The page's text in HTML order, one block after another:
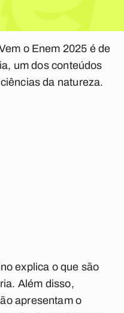
o Enem 2025 é de
um dos conteúdos
da natureza.
explica o que são
Além disso,
apresentam o